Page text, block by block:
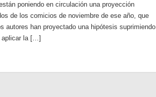
poniendo en circulación una proyección
de los comicios de noviembre de ese año, que
autores han proyectado una hipótesis suprimiendo
aplicar la […]